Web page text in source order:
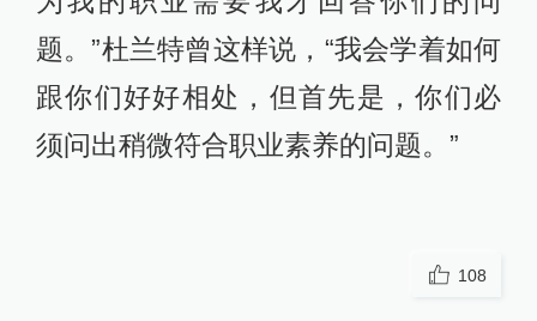
题。”杜兰特曾这样说，“我会学着如何
跟你们好好相处，但首先是，你们必
须问出稍微符合职业素养的问题。”
108